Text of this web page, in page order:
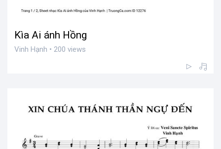
Kìa Ai ánh Hồng
Vinh Hạnh • 200 views